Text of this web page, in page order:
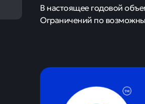
В настоящее годовой
Ограничений по